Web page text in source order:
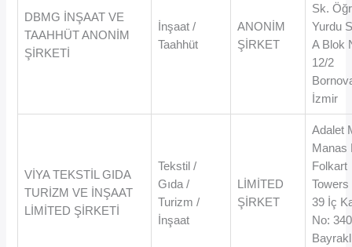
DBMG İNŞAAT VE
TAAHHÜT ANONİM
ŞİRKETİ
İnşaat /
Taahhüt
ANONİM
ŞİRKET
Sk.
Yurdu
A Blok
12/2
İzmir
VİYA TEKSTİL GIDA
TURİZM VE İNŞAAT
LİMİTED ŞİRKETİ
Tekstil /
Gıda /
Turizm /
İnşaat
LİMİTED
ŞİRKET
Adalet
Manas
Folkart
Towers
39 İç
No: